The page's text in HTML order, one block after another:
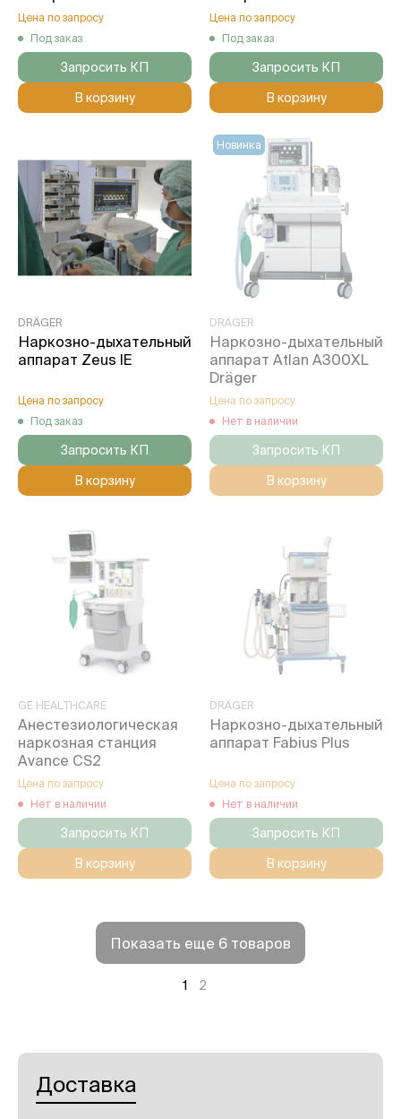
Цена по запросу
Под заказ
Запросить КП
В корзину
Цена по запросу
Под заказ
Запросить КП
В корзину
DRÄGER
Наркозно-дыхательный
аппарат Zeus IE
Цена по запросу
Под заказ
Запросить КП
В корзину
DRÄGER
Наркозно-дыхательный
аппарат Atlan A300XL
Dräger
Цена по запросу
Нет в наличии
Новинка
Запросить КП
В корзину
GE HEALTHCARE
Анестезиологическая
наркозная станция
Avance CS2
Цена по запросу
Нет в наличии
Запросить КП
В корзину
DRÄGER
Наркозно-дыхательный
аппарат Fabius Plus
Цена по запросу
Нет в наличии
Запросить КП
В корзину
Показать еще 6 товаров
1 2
Доставка